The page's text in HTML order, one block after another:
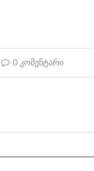
0 კომენტარი